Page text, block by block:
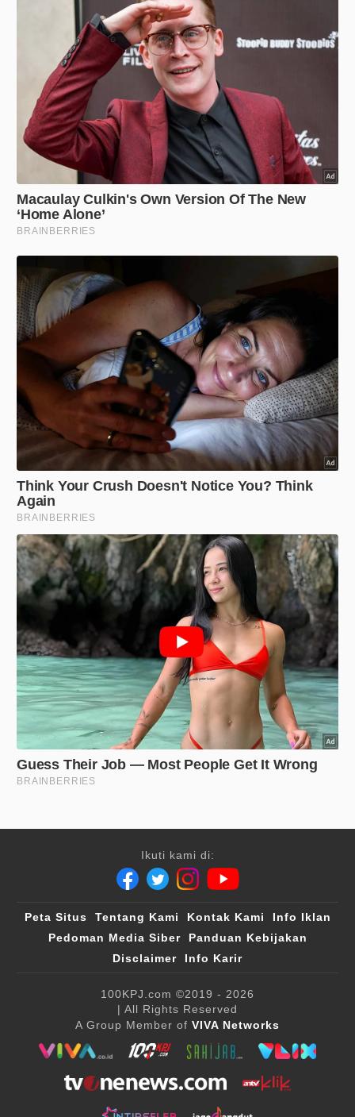
Ikuti kami di:
Peta Situs Tentang Kami Kontak Kami
Info Iklan
Pedoman Media Siber
Panduan Kebijakan
Disclaimer
Info Karir
100KPJ.com ©2019 - 2026
| All Rights Reserved
A Group Member of VIVA Networks